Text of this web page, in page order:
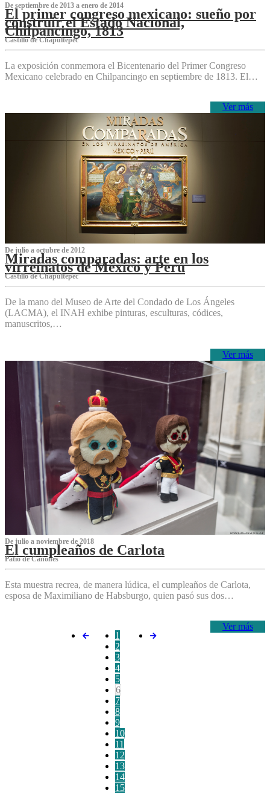
De septiembre de 2013 a enero de 2014
El primer congreso mexicano: sueño por
construir el Estado Nacional,
Chilpancingo, 1813
Castillo de Chapultepec
La exposición conmemora el Bicentenario del Primer Congreso
Mexicano celebrado en Chilpancingo en septiembre de 1813. El…
Ver más
De julio a octubre de 2012
Miradas comparadas: arte en los
virreinatos de México y Perú
Castillo de Chapultepec
De la mano del Museo de Arte del Condado de Los Ángeles
(LACMA), el INAH exhibe pinturas, esculturas, códices,
manuscritos,…
Ver más
De julio a noviembre de 2018
El cumpleaños de Carlota
Patio de Cañones
Esta muestra recrea, de manera lúdica, el cumpleaños de Carlota,
esposa de Maximiliano de Habsburgo, quien pasó sus dos…
Ver más
1
2
3
4
5
6
7
8
9
10
11
12
13
14
15